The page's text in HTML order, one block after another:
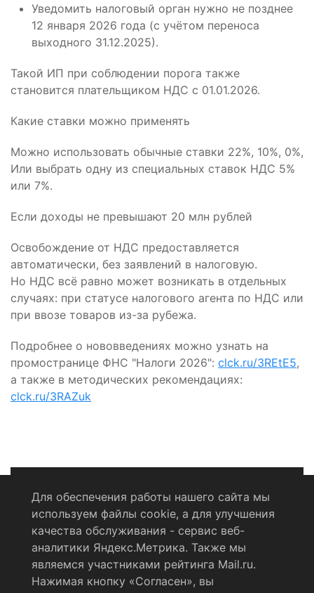
Уведомить налоговый орган нужно не позднее
12 января 2026 года (с учётом переноса
выходного 31.12.2025).
Такой ИП при соблюдении порога также
становится плательщиком НДС с 01.01.2026.
Какие ставки можно применять
Можно использовать обычные ставки 22%, 10%, 0%,
Или выбрать одну из специальных ставок НДС 5%
или 7%.
Если доходы не превышают 20 млн рублей
Освобождение от НДС предоставляется
автоматически, без заявлений в налоговую.
Но НДС всё равно может возникать в отдельных
случаях: при статусе налогового агента по НДС или
при ввозе товаров из-за рубежа.
Подробнее о нововведениях можно узнать на
промостранице ФНС "Налоги 2026": clck.ru/3REtE5,
а также в методических рекомендациях:
clck.ru/3RAZuk
Политика конфиденциальности
Согласие на обработку персональных данных
RSS-лента
Для обеспечения работы нашего сайта мы
используем файлы cookie, а для улучшения
качества обслуживания - сервис веб-
аналитики Яндекс.Метрика. Также мы
являемся участниками рейтинга Mail.ru.
Нажимая кнопку «Согласен», вы